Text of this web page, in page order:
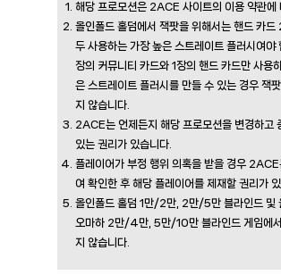
해당 프로모션은 2ACE 사이트의 이용 약관에
올인폴드 홀덤에서 잭팟을 위해서는 핸드 카드
두 사용하는 가장 높은 스트레이트 플러시여야
장의 커뮤니티 카드와 1장의 핸드 카드만 사용
은 스트레이트 플러시를 만들 수 있는 경우 잭
지 않습니다.
2ACE는 언제든지 해당 프로모션을 변경하고
있는 권리가 있습니다.
플레이어가 부정 행위 의혹을 받을 경우 2ACE
여 확인한 후 해당 플레이어를 제재할 권리가 있
올인폴드 홀덤 1만/2만, 2만/5만 블라인드 및
오마하 2만/4만, 5만/10만 블라인드 게임에
지 않습니다.